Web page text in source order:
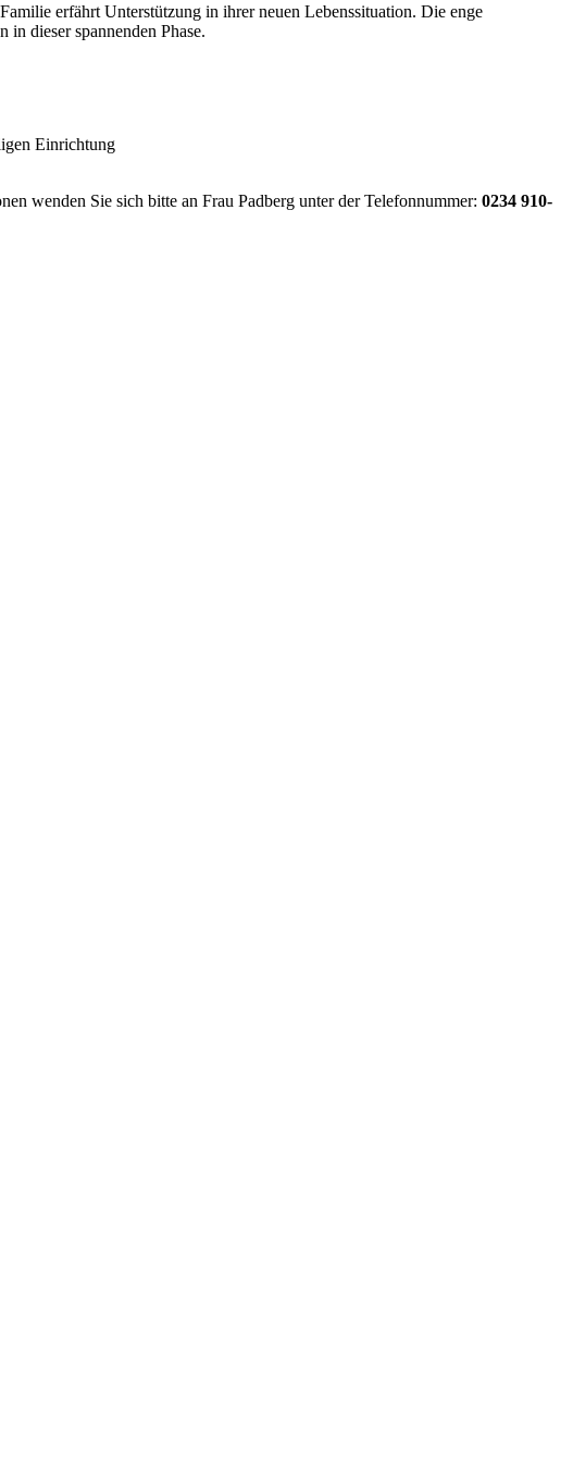
erfährt Unterstützung in ihrer neuen Lebenssituation. Die enge
dieser spannenden Phase.
Einrichtung
wenden Sie sich bitte an Frau Padberg unter der Telefonnummer: 0234 910-